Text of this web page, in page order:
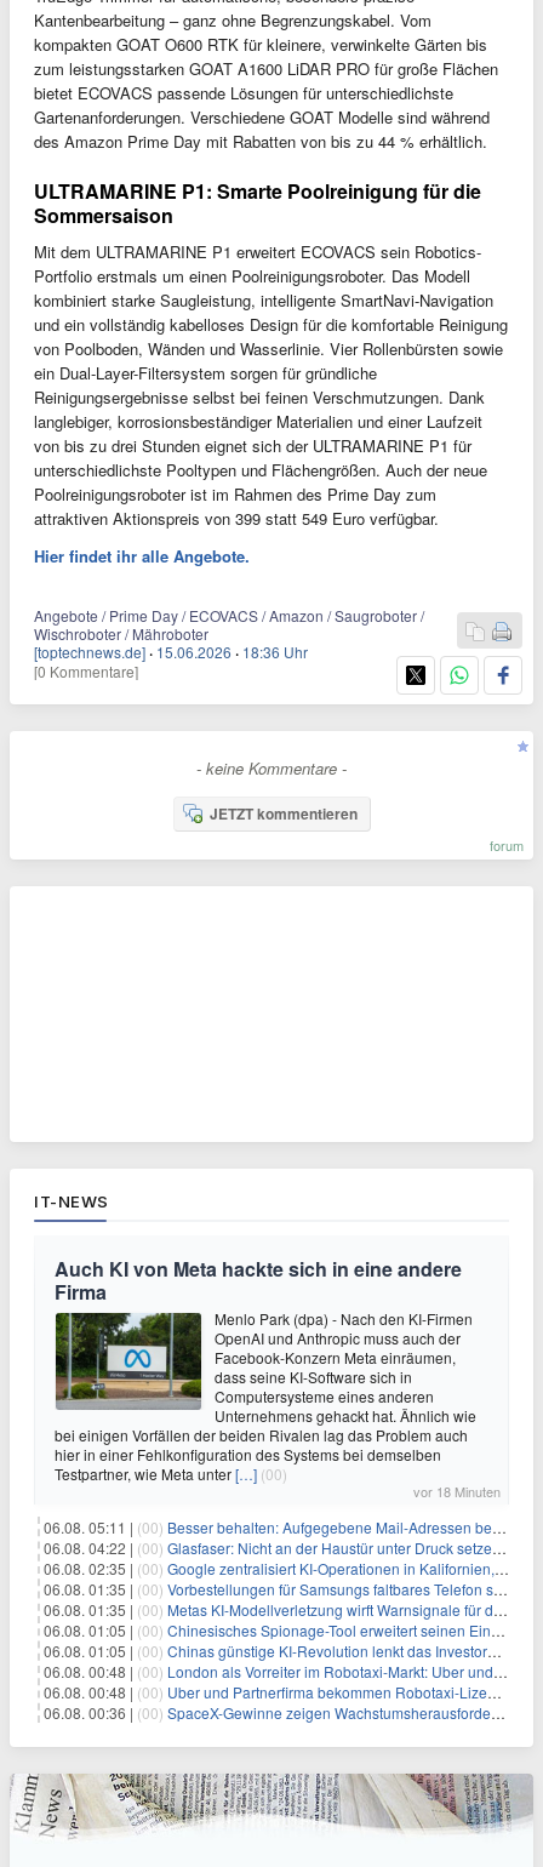
Kantenbearbeitung – ganz ohne Begrenzungskabel. Vom
kompakten GOAT O600 RTK für kleinere, verwinkelte Gärten bis
zum leistungsstarken GOAT A1600 LiDAR PRO für große Flächen
bietet ECOVACS passende Lösungen für unterschiedlichste
Gartenanforderungen. Verschiedene GOAT Modelle sind während
des Amazon Prime Day mit Rabatten von bis zu 44 % erhältlich.
ULTRAMARINE P1: Smarte Poolreinigung für die
Sommersaison
Mit dem ULTRAMARINE P1 erweitert ECOVACS sein Robotics-
Portfolio erstmals um einen Poolreinigungsroboter. Das Modell
kombiniert starke Saugleistung, intelligente SmartNavi-Navigation
und ein vollständig kabelloses Design für die komfortable Reinigung
von Poolboden, Wänden und Wasserlinie. Vier Rollenbürsten sowie
ein Dual-Layer-Filtersystem sorgen für gründliche
Reinigungsergebnisse selbst bei feinen Verschmutzungen. Dank
langlebiger, korrosionsbeständiger Materialien und einer Laufzeit
von bis zu drei Stunden eignet sich der ULTRAMARINE P1 für
unterschiedlichste Pooltypen und Flächengrößen. Auch der neue
Poolreinigungsroboter ist im Rahmen des Prime Day zum
attraktiven Aktionspreis von 399 statt 549 Euro verfügbar.
Hier findet ihr alle Angebote.
Angebote / Prime Day / ECOVACS / Amazon / Saugroboter /
Wischroboter / Mähroboter
[toptechnews.de] · 15.06.2026 · 18:36 Uhr
[0 Kommentare]
- keine Kommentare -
JETZT kommentieren
forum
IT-NEWS
Auch KI von Meta hackte sich in eine andere
Firma
Menlo Park (dpa) - Nach den KI-Firmen
OpenAI und Anthropic muss auch der
Facebook-Konzern Meta einräumen,
dass seine KI-Software sich in
Computersysteme eines anderen
Unternehmens gehackt hat. Ähnlich wie
bei einigen Vorfällen der beiden Rivalen lag das Problem auch
hier in einer Fehlkonfiguration des Systems bei demselben
Testpartner, wie Meta unter[…] (00)
vor 18 Minuten
06.08. 05:11 | (00) Besser behalten: Aufgegebene Mail-Adressen bergen Gefahren
06.08. 04:22 | (00) Glasfaser: Nicht an der Haustür unter Druck setzen lassen
06.08. 02:35 | (00) Google zentralisiert KI-Operationen in Kalifornien, um Rivale Anthropic und OpenAI zu überholen
06.08. 01:35 | (00) Vorbestellungen für Samsungs faltbares Telefon steigen um 30 % in einem wettbewerbsintensiven Markt
06.08. 01:35 | (00) Metas KI-Modellverletzung wirft Warnsignale für die Technologieaufsicht auf
06.08. 01:05 | (00) Chinesisches Spionage-Tool erweitert seinen Einfluss auf 13 Länder und weckt Sicherheitsbedenken
06.08. 01:05 | (00) Chinas günstige KI-Revolution lenkt das Investoreninteresse auf Internet-Riesen
06.08. 00:48 | (00) London als Vorreiter im Robotaxi-Markt: Uber und Wayve setzen auf autonome Mobilität
06.08. 00:48 | (00) Uber und Partnerfirma bekommen Robotaxi-Lizenz in London
06.08. 00:36 | (00) SpaceX-Gewinne zeigen Wachstumsherausforderungen angesichts des AI-Verkaufsanstiegs